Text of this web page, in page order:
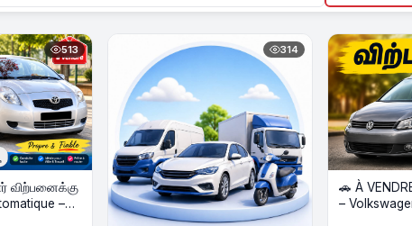
513
விற்பனைக்கு
314
🚗 À
–